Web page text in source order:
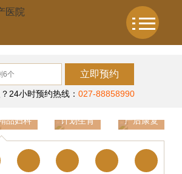
立即预约
24小时预约热线： 027-88858990
品妇科 计划生育 产后康复